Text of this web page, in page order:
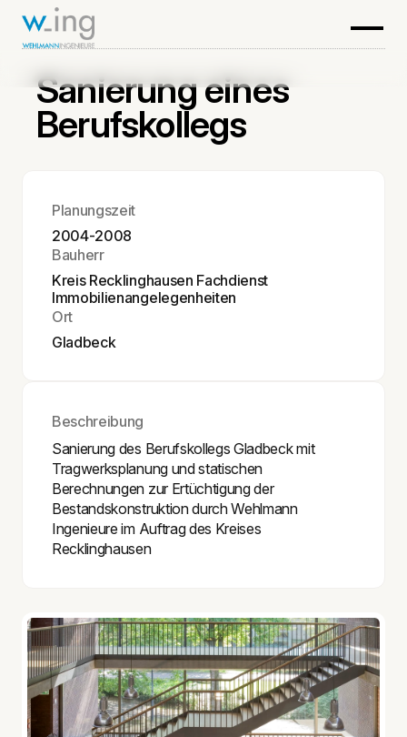
Sanierung eines
Berufskollegs
Planungszeit
2004-2008
Bauherr
Kreis Recklinghausen Fachdienst
Immobilienangelegenheiten
Ort
Gladbeck
Beschreibung
Sanierung des Berufskollegs Gladbeck mit
Tragwerksplanung und statischen
Berechnungen zur Ertüchtigung der
Bestandskonstruktion durch Wehlmann
Ingenieure im Auftrag des Kreises
Recklinghausen